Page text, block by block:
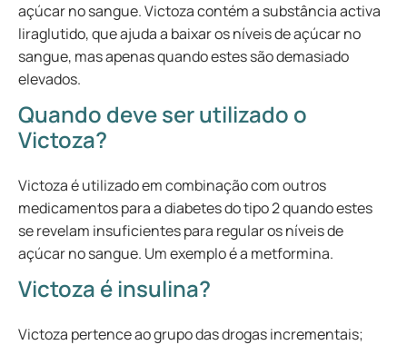
açúcar no sangue. Victoza contém a substância activa
liraglutido, que ajuda a baixar os níveis de açúcar no
sangue, mas apenas quando estes são demasiado
elevados.
Quando deve ser utilizado o
Victoza?
Victoza é utilizado em combinação com outros
medicamentos para a diabetes do tipo 2 quando estes
se revelam insuficientes para regular os níveis de
açúcar no sangue. Um exemplo é a metformina.
Victoza é insulina?
Victoza pertence ao grupo das drogas incrementais;